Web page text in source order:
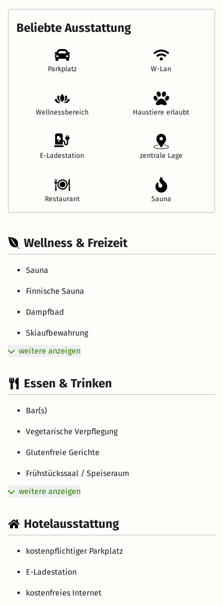
Beliebte Ausstattung
Parkplatz W-Lan
Wellnessbereich Haustiere erlaubt
E-Ladestation zentrale Lage
Restaurant Sauna
Wellness & Freizeit
Sauna
Finnische Sauna
Dampfbad
Skiaufbewahrung
weitere anzeigen
Essen & Trinken
Bar(s)
Vegetarische Verpflegung
Glutenfreie Gerichte
Frühstückssaal / Speiseraum
weitere anzeigen
Hotelausstattung
kostenpflichtiger Parkplatz
E-Ladestation
kostenfreies Internet